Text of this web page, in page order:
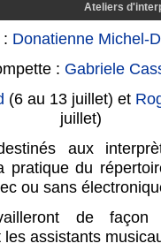
Ateliers
Donatienne Michel-
: Gabriele
(6 au 13 juillet) et
juillet)
aux
pratique du
ou sans
de
assistants